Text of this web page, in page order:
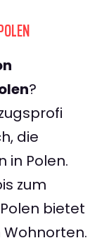
?
die
in Polen.
zum
bietet